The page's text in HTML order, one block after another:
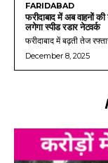
FARIDABAD
फरीदाबाद में अब वाहनों
लगेगा स्पीड रडार नेटवर्क
फरीदाबाद में बढ़ती तेज
December 8, 2025